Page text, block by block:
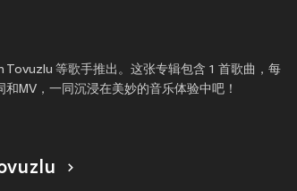
Tovuzlu 等歌手推出。这张专辑包含 1 首歌曲，每
MV，一同沉浸在美妙的音乐体验中吧！